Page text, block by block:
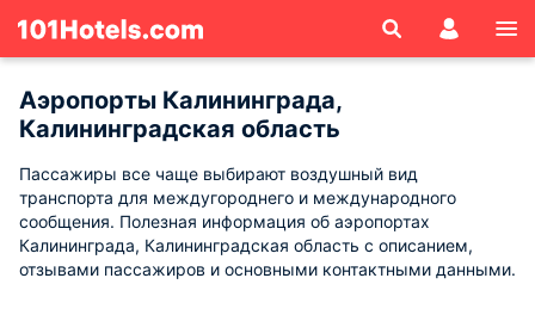
Аэропорты Калининграда,
Калининградская область
Пассажиры все чаще выбирают воздушный вид
транспорта для междугороднего и международного
сообщения. Полезная информация об аэропортах
Калининграда, Калининградская область с описанием,
отзывами пассажиров и основными контактными данными.